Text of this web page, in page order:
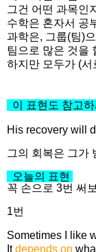
그건 어떤 과목인
수학은 혼자서 공
과학은, 그룹(팀)
팀으로 많은 것을
하지만 모두가 (서
이 표현도 참고
His recovery will
그의 회복은 그가
오늘의 표현
꼭 손으로 3번 써보
1번
Sometimes I like
Itdepends on